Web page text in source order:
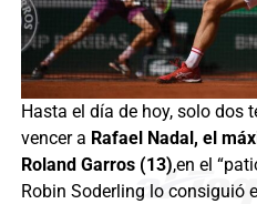
Hasta el día de hoy, solo dos
vencer a Rafael Nadal, el
Roland Garros (13),en el
Robin Soderling lo consiguió